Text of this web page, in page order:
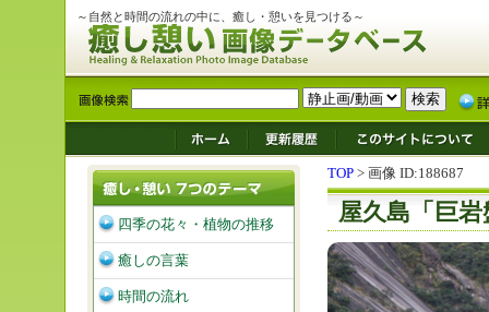
～自然と時間の流れの中に、癒し・憩いを見つける～
TOP > 画像 ID:188687
屋久島「巨
四季の花々・植物の推移
癒しの言葉
時間の流れ